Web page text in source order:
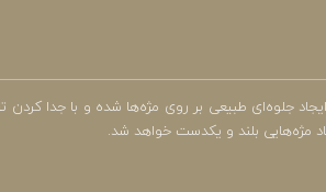
جلوه‌ای طبیعی بر روی مژه‌ها شده و با جدا کردن
مژه‌هایی بلند و یکدست خواهد شد.